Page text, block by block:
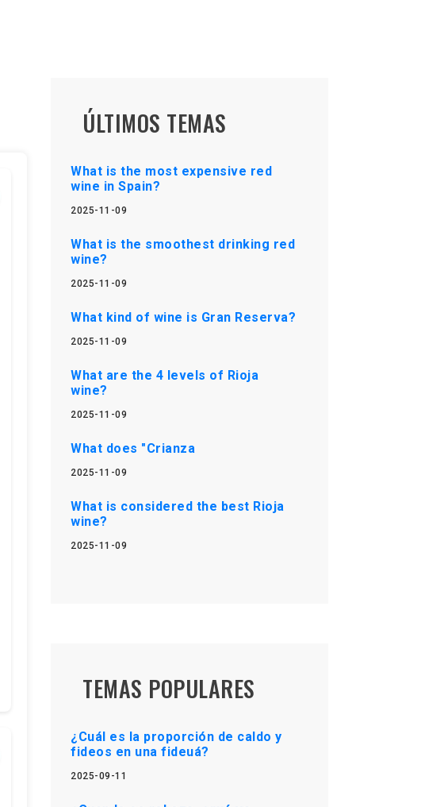
ÚLTIMOS TEMAS
What is the most expensive red
wine in Spain?
2025-11-09
What is the smoothest drinking red
wine?
2025-11-09
What kind of wine is Gran Reserva?
2025-11-09
What are the 4 levels of Rioja
wine?
2025-11-09
What does "Crianza
2025-11-09
What is considered the best Rioja
wine?
2025-11-09
TEMAS POPULARES
¿Cuál es la proporción de caldo y
fideos en una fideuá?
2025-09-11